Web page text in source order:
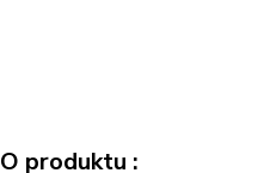
O produktu :